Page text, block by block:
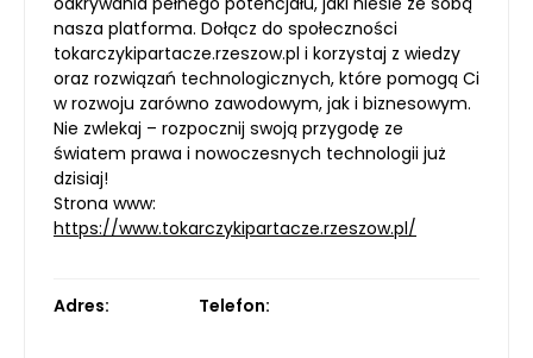
nasza platforma. Dołącz do społeczności
tokarczykipartacze.rzeszow.pl i korzystaj z wiedzy
oraz rozwiązań technologicznych, które pomogą Ci
w rozwoju zarówno zawodowym, jak i biznesowym.
Nie zwlekaj – rozpocznij swoją przygodę ze
światem prawa i nowoczesnych technologii już
dzisiaj!
Strona www:
https://www.tokarczykipartacze.rzeszow.pl/
Adres: Telefon: